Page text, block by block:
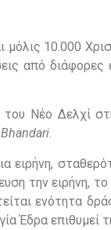
10.000
από διάφορες
Νέο Δελχί
.
ειρήνη,
την ειρήνη, το
ενότητα
Έδρα επιθυμεί